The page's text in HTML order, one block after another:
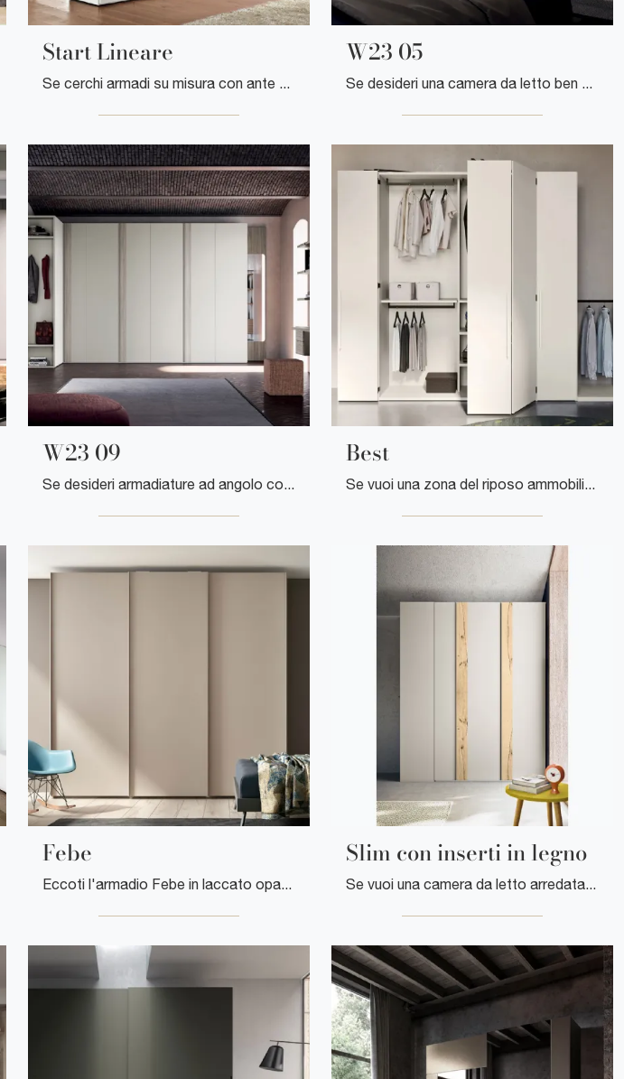
Start Lineare
Se cerchi armadi su misura con ante battenti, clicca e scopri l'armadio Start Lineare di Clever in laccato opaco.
W23 05
Se desideri una camera da letto ben arredata, scegli l'armadio W23 05 con ante scorrevoli di Clever!
W23 09 Best
Febe
Eccoti l'armadio Febe in laccato opaco di Clever! Un ricco catalogo di armadi a muro con ante scorrevoli.
Slim con inserti in legno
Se vuoi una camera da letto arredata con gusto, scegli l'armadio Slim con inserti in legno con ante battenti di Clever!